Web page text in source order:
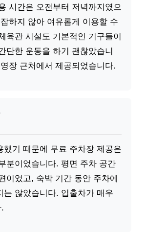
시간은 오전부터 저녁까지였으
하지 않아 여유롭게 이용할 수
육관 시설도 기본적인 기구들이
단한 운동을 하기 괜찮았습니
장 근처에서 제공되었습니다.
했기 때문에 무료 주차장 제공은
분이었습니다. 평면 주차 공간
이었고, 숙박 기간 동안 주차에
는 않았습니다. 입출차가 매우